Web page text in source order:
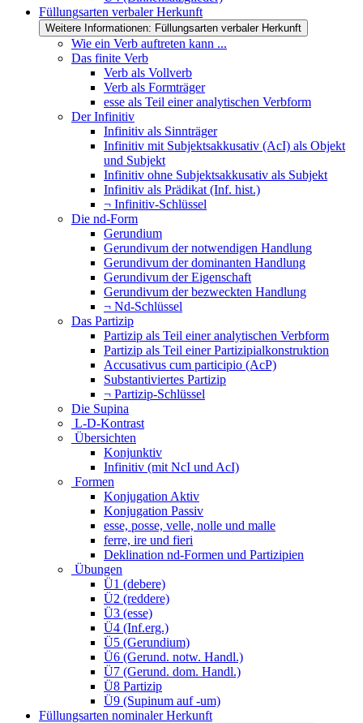
Füllungsarten verbaler Herkunft
Weitere Informationen: Füllungsarten verbaler Herkunft
Wie ein Verb auftreten kann ...
Das finite Verb
Verb als Vollverb
Verb als Formträger
esse als Teil einer analytischen Verbform
Der Infinitiv
Infinitiv als Sinnträger
Infinitiv mit Subjektsakkusativ (AcI) als Objekt
und Subjekt
Infinitiv ohne Subjektsakkusativ als Subjekt
Infinitiv als Prädikat (Inf. hist.)
¬ Infinitiv-Schlüssel
Die nd-Form
Gerundium
Gerundivum der notwendigen Handlung
Gerundivum der dominanten Handlung
Gerundivum der Eigenschaft
Gerundivum der bezweckten Handlung
¬ Nd-Schlüssel
Das Partizip
Partizip als Teil einer analytischen Verbform
Partizip als Teil einer Partizipialkonstruktion
Accusativus cum participio (AcP)
Substantiviertes Partizip
¬ Partizip-Schlüssel
Die Supina
L-D-Kontrast
Übersichten
Konjunktiv
Infinitiv (mit NcI und AcI)
Formen
Konjugation Aktiv
Konjugation Passiv
esse, posse, velle, nolle und malle
ferre, ire und fieri
Deklination nd-Formen und Partizipien
Übungen
Ü1 (debere)
Ü2 (reddere)
Ü3 (esse)
Ü4 (Inf.erg.)
Ü5 (Gerundium)
Ü6 (Gerund. notw. Handl.)
Ü7 (Gerund. dom. Handl.)
Ü8 Partizip
Ü9 (Supinum auf -um)
Füllungsarten nominaler Herkunft